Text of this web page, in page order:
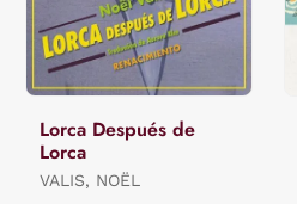
Lorca Después de
Lorca
VALIS, NOËL